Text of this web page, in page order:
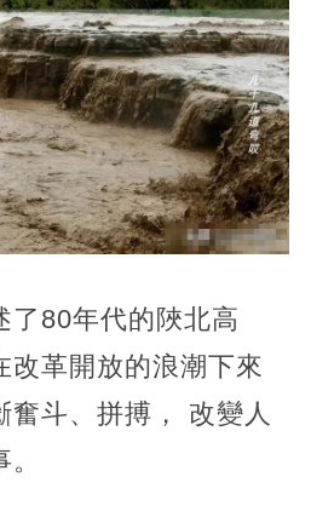
了80年代的陜北高
改革開放的浪潮下來
斗、拼搏， 改變人